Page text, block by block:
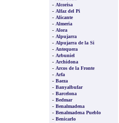
- Alcorisa
- Alfaz del Pi
- Alicante
- Almeria
- Alora
- Alpujarra
- Alpujarra de la Si
- Antequera
- Arbuniel
- Archidona
- Arcos de la Fronte
- Arfa
- Baeza
- Banyalbufar
- Barcelona
- Bedmar
- Benalmadena
- Benalmadena Pueblo
- Benicarlo